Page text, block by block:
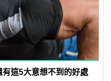
這5大意想不到的好處